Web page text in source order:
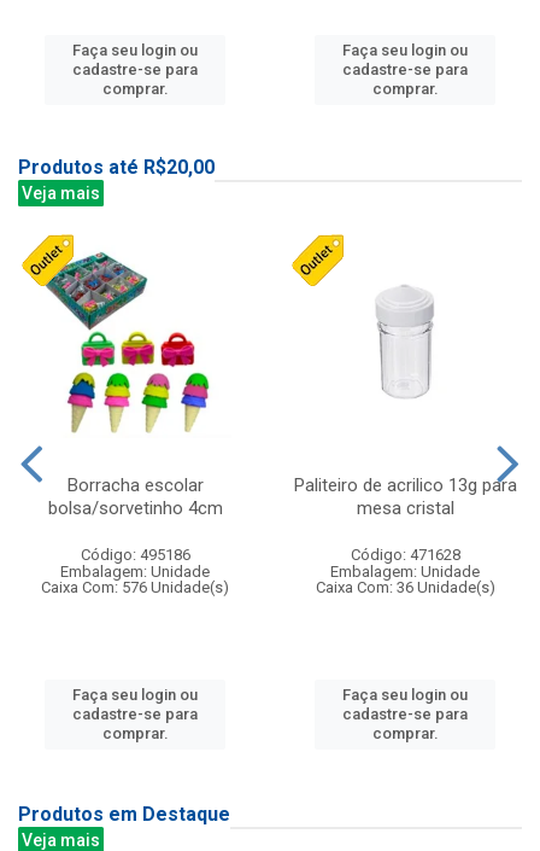
Faça seu login ou
cadastre-se para
comprar.
Faça seu login ou
cadastre-se para
comprar.
Produtos até R$20,00
Veja mais
Borracha escolar
bolsa/sorvetinho 4cm
Código: 495186
Embalagem: Unidade
Caixa Com: 576 Unidade(s)
Faça seu login ou
cadastre-se para
comprar.
Paliteiro de acrilico 13g para
mesa cristal
Código: 471628
Embalagem: Unidade
Caixa Com: 36 Unidade(s)
Faça seu login ou
cadastre-se para
comprar.
Produtos em Destaque
Veja mais